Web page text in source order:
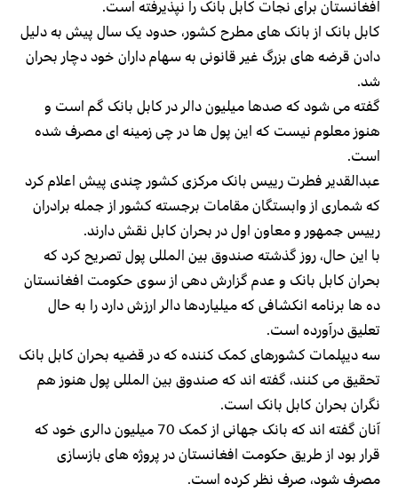
افغانستان برای نجات کابل بانک را نپذیرفته است.
کابل بانک از بانک های مطرح کشور، حدود یک سال پیش به دلیل
دادن قرضه های بزرگ غیر قانونی به سهام داران خود دچار بحران
شد.
گفته می شود که صدها میلیون دالر در کابل بانک گم است و
هنوز معلوم نیست که این پول ها در چی زمینه ای مصرف شده
است.
عبدالقدیر فطرت رییس بانک مرکزی کشور چندی پیش اعلام کرد
که شماری از وابستگان مقامات برجسته کشور از جمله برادران
رییس جمهور و معاون اول در بحران کابل نقش دارند.
با این حال، روز گذشته صندوق بین المللی پول تصریح کرد که
بحران کابل بانک و عدم گزارش دهی از سوی حکومت افغانستان
ده ها برنامه انکشافی که میلیاردها دالر ارزش دارد را به حال
تعلیق درآورده است.
سه دیپلمات کشورهای کمک کننده که در قضیه بحران کابل بانک
تحقیق می کنند، گفته اند که صندوق بین المللی پول هنوز هم
نگران بحران کابل بانک است.
آنان گفته اند که بانک جهانی از کمک 70 میلیون دالری خود که
قرار بود از طریق حکومت افغانستان در پروژه های بازسازی
مصرف شود، صرف نظر کرده است.